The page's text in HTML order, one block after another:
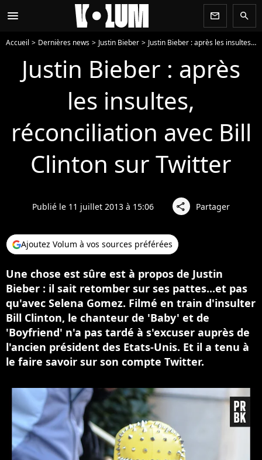
menu newsletter search
Accueil Dernières news Justin Bieber Justin Bieber : après les insultes, réconciliation avec Bill Clinton sur Twitter
Justin Bieber : après
les insultes,
réconciliation avec Bill
Clinton sur Twitter
Publié le 11 juillet 2013 à 15:06 share Partager
Ajoutez Volum à vos sources préférées
Une chose est sûre est à propos de Justin
Bieber : il sait retomber sur ses pattes...et pas
qu'avec Selena Gomez. Filmé en train d'insulter
Bill Clinton, le chanteur de 'Baby' et de
'Boyfriend' n'a pas tardé à s'excuser auprès de
l'ancien président des Etats-Unis. Et il a tenu à
le faire savoir sur son compte Twitter.